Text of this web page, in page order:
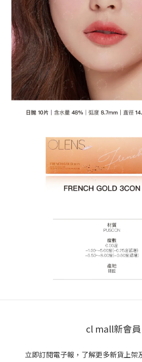
cl mall新會員
立即訂閱電子報，了解更多新貨上架